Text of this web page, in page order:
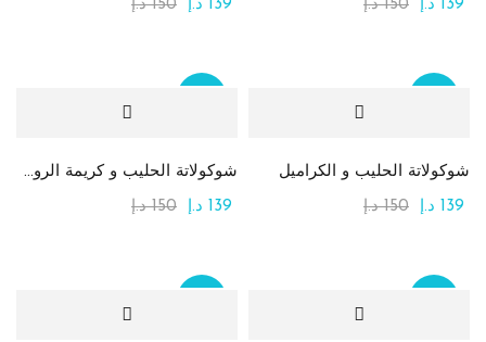
متوسط150 د.إ 139 د.إ 150 د.إ 139 د.إ
شوكولاتة الحليب و الكراميل
150 د.إ 139 د.إ
شوكولاتة الحليب و كريمة الروشيه
150 د.إ 139 د.إ